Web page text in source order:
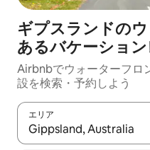
ギプスランドの
あるバケーショ
Airbnbでウォーターフロ
設を検索・予約しよう
エリア
検索結果が表示されたら